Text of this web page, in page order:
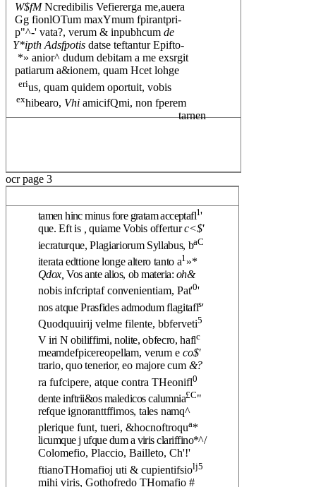
W$fMNcredibilis Vefiererga me,auera
Gg fionlOTum maxYmum fpirantpri-
p"^-' vata?, verum & inpubhcum de
Y*ipth Adsfpotis datse teftantur Epifto-
*» anior^ dudum debitam a me exsrgit
patiarum a&ionem, quam Hcet lohge
erius, quam quidem oportuit, vobis
exhibearo, Vhi amicifQmi, non fperem
tarnen
ocr page 3
tamen hinc minus fore gratam acceptafl1'
que. Eft is
,quiame Vobis offerturc<$'
iecraturque, Plagiariorum Syllabus, baC
iterata edttione longe altero tanto a1 »*
Qdox, Vos ante alios, ob materia: oh&
nobis infcriptaf convenientiam, Pat'0'
nos atque Prasfides admodum flagitafls'
Quodquuirij velme filente, bbferveti5
V iri N obiliffimi, nolite, obfecro, haflc
meamdefpicereopellam, verum e co$'
trario, quo tenerior, eo majore cum &?
ra fufcipere, atque contra THeonifl0
dente inftrii&os maledicos calumnia£C"
refque ignoranttffimos, tales namq^
plerique funt, tueri, &hocnoftroqua*
licumque j ufque dum a viris clariffino*^/
Colomefio, Placcio, Bailleto, Ch'!'
ftianoTHomafioj uti & cupientifsiolj5
mihi viris, Gothofredo THomafio #